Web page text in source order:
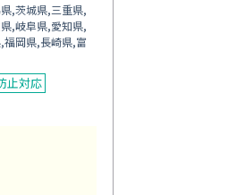
,茨城県,三重県,
,岐阜県,愛知県,
岡県,長崎県,富
止対応